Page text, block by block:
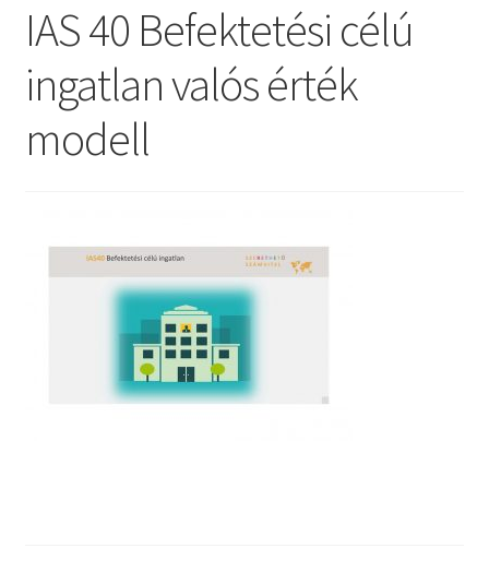
Tudástár
Farkas Krisztina
IAS 40 Befektetési célú
ingatlan valós érték
modell